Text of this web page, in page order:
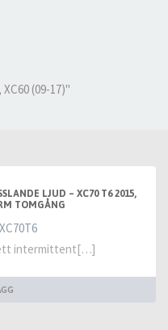
(09-17)"
LJUD – XC70 T6 2015,
TOMGÅNG
ett intermittent[…]